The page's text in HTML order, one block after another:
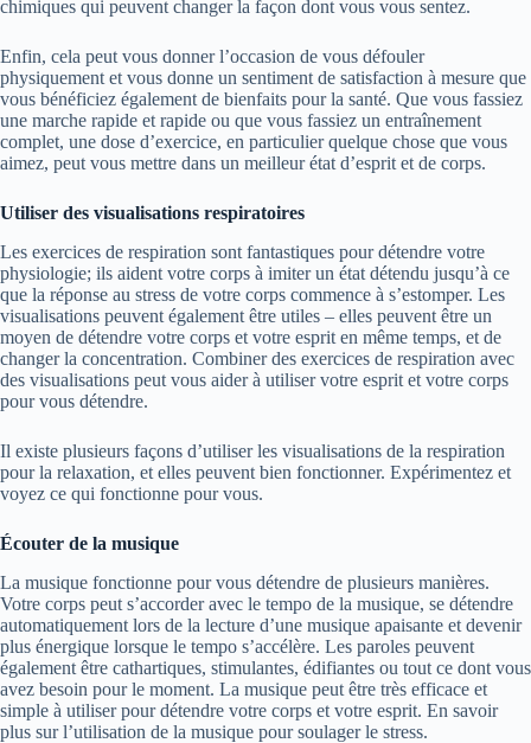
chimiques qui peuvent changer la façon dont vous vous sentez.
Enfin, cela peut vous donner l’occasion de vous défouler
physiquement et vous donne un sentiment de satisfaction à mesure que
vous bénéficiez également de bienfaits pour la santé. Que vous fassiez
une marche rapide et rapide ou que vous fassiez un entraînement
complet, une dose d’exercice, en particulier quelque chose que vous
aimez, peut vous mettre dans un meilleur état d’esprit et de corps.
Utiliser des visualisations respiratoires
Les exercices de respiration sont fantastiques pour détendre votre
physiologie; ils aident votre corps à imiter un état détendu jusqu’à ce
que la réponse au stress de votre corps commence à s’estomper. Les
visualisations peuvent également être utiles – elles peuvent être un
moyen de détendre votre corps et votre esprit en même temps, et de
changer la concentration. Combiner des exercices de respiration avec
des visualisations peut vous aider à utiliser votre esprit et votre corps
pour vous détendre.
Il existe plusieurs façons d’utiliser les visualisations de la respiration
pour la relaxation, et elles peuvent bien fonctionner. Expérimentez et
voyez ce qui fonctionne pour vous.
Écouter de la musique
La musique fonctionne pour vous détendre de plusieurs manières.
Votre corps peut s’accorder avec le tempo de la musique, se détendre
automatiquement lors de la lecture d’une musique apaisante et devenir
plus énergique lorsque le tempo s’accélère. Les paroles peuvent
également être cathartiques, stimulantes, édifiantes ou tout ce dont vous
avez besoin pour le moment. La musique peut être très efficace et
simple à utiliser pour détendre votre corps et votre esprit. En savoir
plus sur l’utilisation de la musique pour soulager le stress.